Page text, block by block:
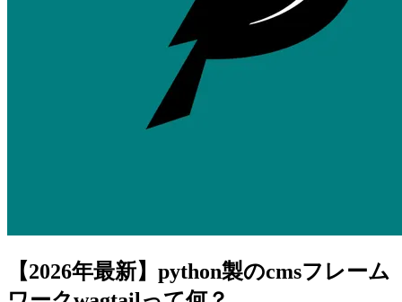
【2026年最新】python製のcmsフレーム